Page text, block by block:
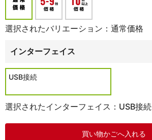
選択されたバリエーション：通常価格
インターフェイス
USB接続
選択されたインターフェイス：USB接続